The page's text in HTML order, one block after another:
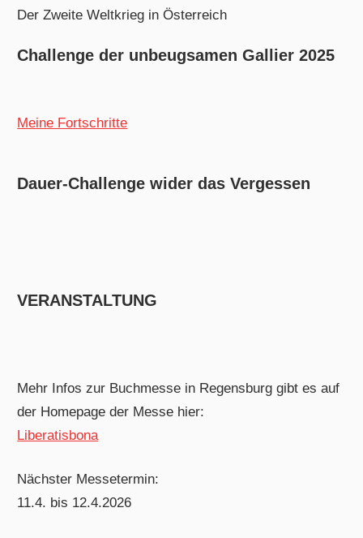
Der Zweite Weltkrieg in Österreich
Challenge der unbeugsamen Gallier 2025
Meine Fortschritte
Dauer-Challenge wider das Vergessen
VERANSTALTUNG
Mehr Infos zur Buchmesse in Regensburg gibt es auf
der Homepage der Messe hier:
Liberatisbona
Nächster Messetermin:
11.4. bis 12.4.2026